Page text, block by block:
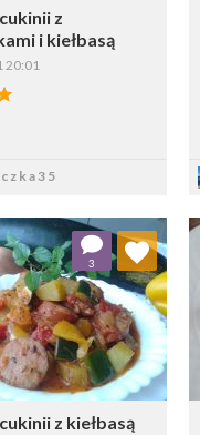
z
i kiełbasą
20:01
z kiełbasą
3
do ulubionych
Wybierz listę: